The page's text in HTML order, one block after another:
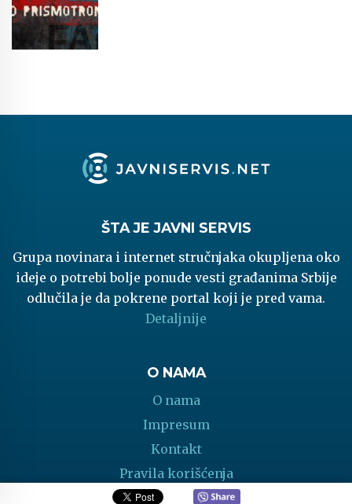
ŠTA JE JAVNI SERVIS
Grupa novinara i internet stručnjaka okupljena oko
ideje o potrebi bolje ponude vesti građanima Srbije
odlučila je da pokrene portal koji je pred vama.
Detaljnije
O NAMA
O nama
Impresum
Kontakt
Pravila korišćenja